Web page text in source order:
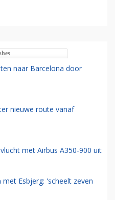
naar Barcelona door
nieuwe route vanaf
met Airbus A350-900 uit
Esbjerg: 'scheelt zeven